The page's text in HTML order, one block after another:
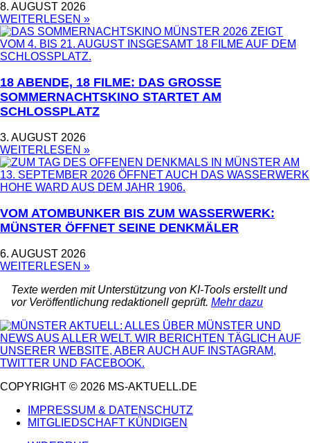
8. AUGUST 2026
WEITERLESEN »
18 ABENDE, 18 FILME: DAS GROSSE S
OMMERNACHTSKINO STARTET AM S
CHLOSSPLATZ
3. AUGUST 2026
WEITERLESEN »
VOM ATOMBUNKER BIS ZUM WASSERWERK:
MÜNSTER ÖFFNET SEINE DENKMÄLER
6. AUGUST 2026
WEITERLESEN »
Texte werden mit Unterstützung von KI-Tools erstellt und
vor Veröffentlichung redaktionell geprüft. Mehr dazu
COPYRIGHT © 2026 MS-AKTUELL.DE
IMPRESSUM & DATENSCHUTZ
MITGLIEDSCHAFT KÜNDIGEN